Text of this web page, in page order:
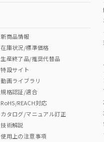
新商品情報
在庫状況/標準価格
生産終了品/推奨代替品
特設サイト
動画ライブラリ
規格認証/適合
RoHS/REACH対応
カタログ/マニュアル訂正
技術解説
使用上の注意事項